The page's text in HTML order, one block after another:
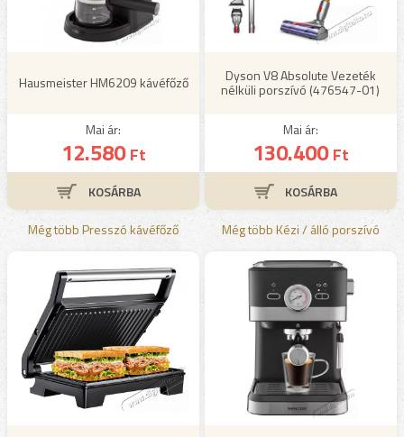
Hausmeister HM6209 kávéfőző
Mai ár:
12.580Ft
Még több Presszó kávéfőző
Dyson V8 Absolute Vezeték
nélküli porszívó (476547-01)
Mai ár:
130.400Ft
Még több Kézi / álló porszívó